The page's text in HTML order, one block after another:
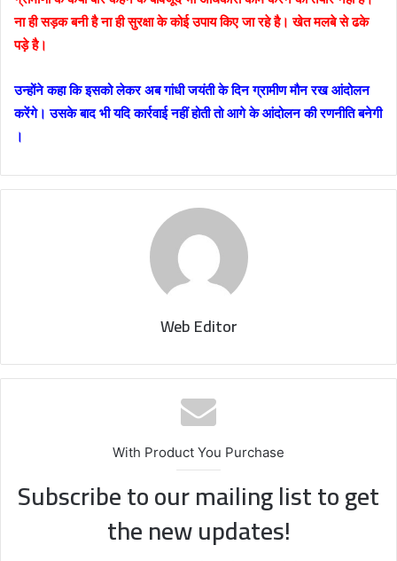
ना ही सड़क बनी है ना ही सुरक्षा के कोई उपाय किए जा रहे है। खेत मलबे से ढके
पड़े है।
उन्होंने कहा कि इसको लेकर अब गांधी जयंती के दिन ग्रामीण मौन रख आंदोलन
करेंगे। उसके बाद भी यदि कार्रवाई नहीं होती तो आगे के आंदोलन की रणनीति बनेगी
।
Web Editor
With Product You Purchase
Subscribe to our mailing list to get
the new updates!